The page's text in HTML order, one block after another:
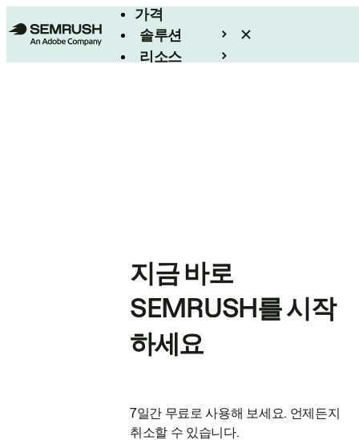
가격
솔루션
리소스
지금 바로
SEMRUSH를 시작
하세요
7일간 무료로 사용해 보세요. 언제든지
취소할 수 있습니다.